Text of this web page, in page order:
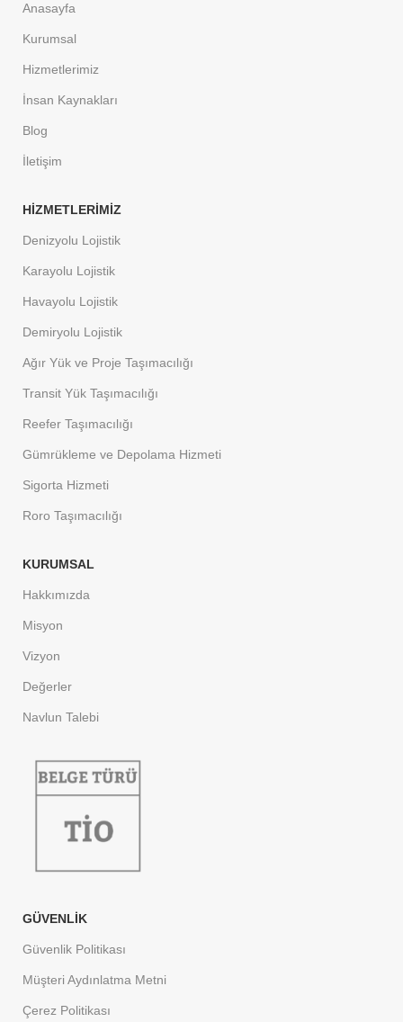
Anasayfa
Kurumsal
Hizmetlerimiz
İnsan Kaynakları
Blog
İletişim
HİZMETLERİMİZ
Denizyolu Lojistik
Karayolu Lojistik
Havayolu Lojistik
Demiryolu Lojistik
Ağır Yük ve Proje Taşımacılığı
Transit Yük Taşımacılığı
Reefer Taşımacılığı
Gümrükleme ve Depolama Hizmeti
Sigorta Hizmeti
Roro Taşımacılığı
KURUMSAL
Hakkımızda
Misyon
Vizyon
Değerler
Navlun Talebi
GÜVENLIK
Güvenlik Politikası
Müşteri Aydınlatma Metni
Çerez Politikası